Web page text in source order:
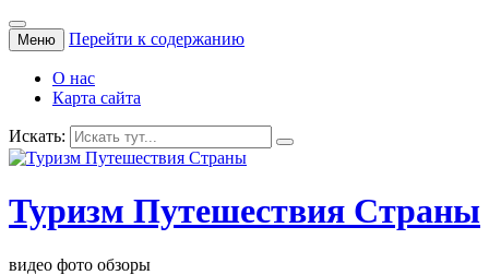
Меню Перейти к содержанию
О нас
Карта сайта
Искать:
Туризм Путешествия Страны
видео фото обзоры